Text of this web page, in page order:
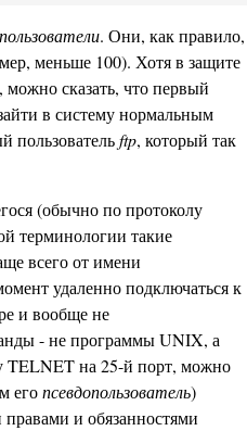
. Они, как правило,
меньше 100). Хотя в защите
сказать, что первый
в систему нормальным
пользовательftp, который так
(обычно по протоколу
терминологии такие
всего от имени
удаленно подключаться к
и вообще не
- не программы UNIX, а
TELNET на 25-й порт, можно
егопсевдопользователь)
и обязанностями